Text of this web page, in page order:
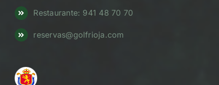
Restaurante: 941 48 70 70
reservas@golfrioja.com